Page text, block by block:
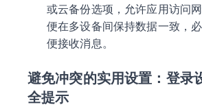
或云备份选项，允许应用访问
便在多设备间保持数据一致，
便接收消息。
避免冲突的实用设置：登录
全提示